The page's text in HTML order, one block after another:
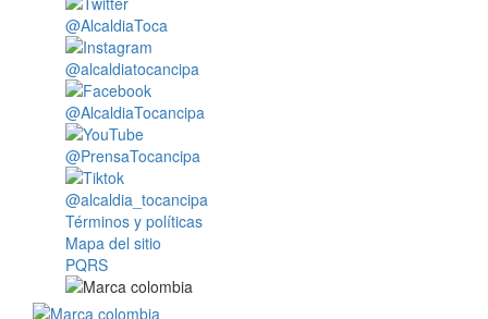
@AlcaldiaToca
@alcaldiatocancipa
@AlcaldiaTocancipa
@PrensaTocancipa
@alcaldia_tocancipa
Términos y políticas
Mapa del sitio
PQRS